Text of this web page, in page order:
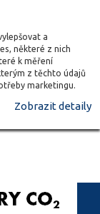
a
některé z nich
k měření
z těchto údajů
marketingu.
Zobrazit detaily